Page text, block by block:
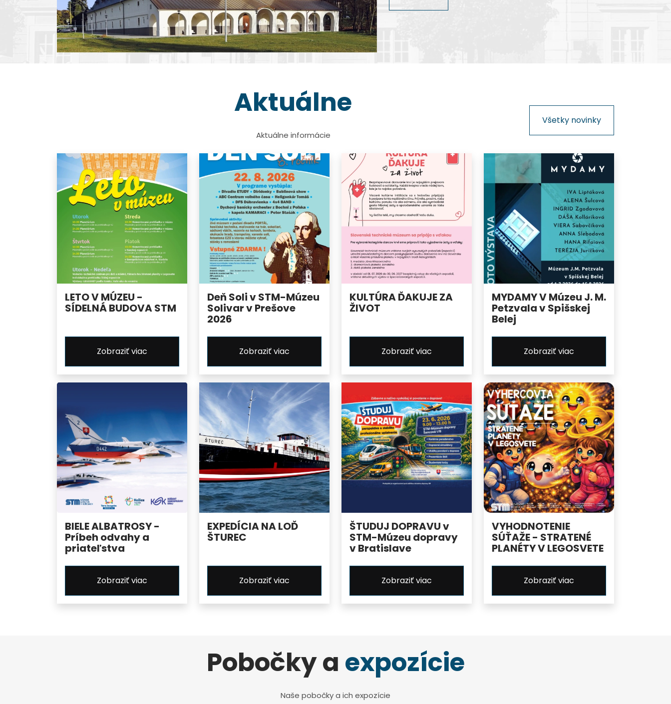
Viac info
Aktuálne
Aktuálne informácie
Všetky novinky
LETO V MÚZEU -
SÍDELNÁ BUDOVA STM
Zobraziť viac
Deň Soli v STM-Múzeu
Solivar v Prešove
2026
Zobraziť viac
KULTÚRA ĎAKUJE ZA
ŽIVOT
Zobraziť viac
MYDAMY V Múzeu J. M.
Petzvala v Spišskej
Belej
Zobraziť viac
BIELE ALBATROSY -
Príbeh odvahy a
priateľstva
Zobraziť viac
EXPEDÍCIA NA LOĎ
ŠTUREC
Zobraziť viac
ŠTUDUJ DOPRAVU v
STM-Múzeu dopravy
v Bratislave
Zobraziť viac
VYHODNOTENIE
SÚŤAŽE - STRATENÉ
PLANÉTY V LEGOSVETE
Zobraziť viac
Pobočky a expozície
Naše pobočky a ich expozície